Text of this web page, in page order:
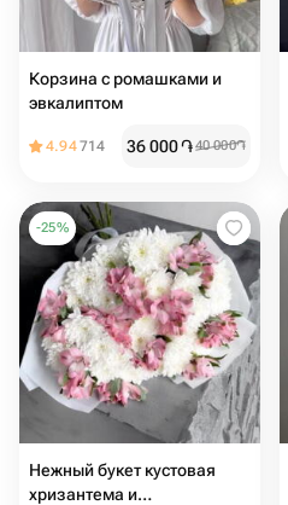
Корзина с ромашками и
эвкалиптом
4.94714 36 000֏40 000֏
-25%
Нежный букет кустовая
хризантема и